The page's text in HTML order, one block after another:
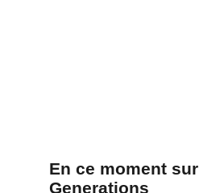
En ce moment sur
Generations